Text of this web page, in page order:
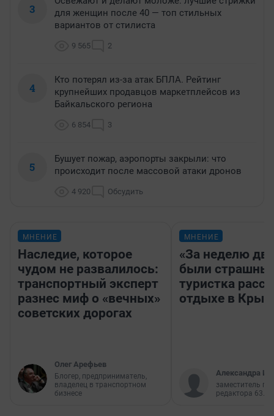
3
для женщин после 40 — топ стильных
вариантов от стилиста
9 565 2
4
Кто потерял из-за атак БПЛА. Рейтинг
крупнейших продавцов маркетплейсов из
Байкальского региона
6 854 3
5
Бушует пожар, аэропорты закрыли: что
происходит после массовой атаки дронов
4 920 Обсудить
МНЕНИЕ
Наследие, которое
чудом не развалилось:
транспортный эксперт
разнес миф о «вечных»
советских дорогах
Олег Арефьев
Блогер, предприниматель,
владелец в транспортном
бизнесе
МНЕНИЕ
«За неделю
были
туристка
отдыхе в
Александра
заместитель
редактора 63.RU